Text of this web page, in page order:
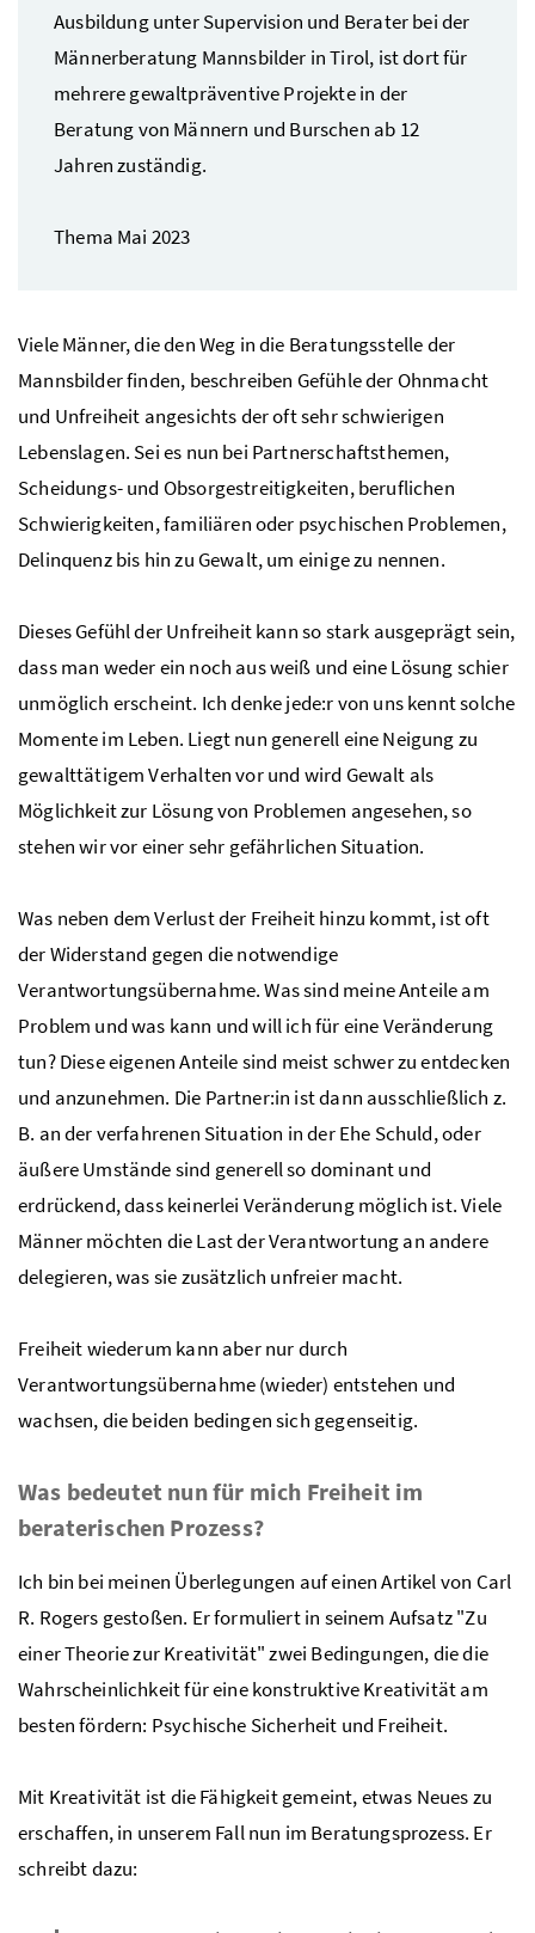
Ausbildung unter Supervision und Berater bei der
Männerberatung Mannsbilder in Tirol, ist dort für
mehrere gewaltpräventive Projekte in der
Beratung von Männern und Burschen ab 12
Jahren zuständig.
Thema Mai 2023
Viele Männer, die den Weg in die Beratungsstelle der
Mannsbilder finden, beschreiben Gefühle der Ohnmacht
und Unfreiheit angesichts der oft sehr schwierigen
Lebenslagen. Sei es nun bei Partnerschaftsthemen,
Scheidungs- und Obsorgestreitigkeiten, beruflichen
Schwierigkeiten, familiären oder psychischen Problemen,
Delinquenz bis hin zu Gewalt, um einige zu nennen.
Dieses Gefühl der Unfreiheit kann so stark ausgeprägt sein,
dass man weder ein noch aus weiß und eine Lösung schier
unmöglich erscheint. Ich denke jede:r von uns kennt solche
Momente im Leben. Liegt nun generell eine Neigung zu
gewalttätigem Verhalten vor und wird Gewalt als
Möglichkeit zur Lösung von Problemen angesehen, so
stehen wir vor einer sehr gefährlichen Situation.
Was neben dem Verlust der Freiheit hinzu kommt, ist oft
der Widerstand gegen die notwendige
Verantwortungsübernahme. Was sind meine Anteile am
Problem und was kann und will ich für eine Veränderung
tun? Diese eigenen Anteile sind meist schwer zu entdecken
und anzunehmen. Die Partner:in ist dann ausschließlich z.
B. an der verfahrenen Situation in der Ehe Schuld, oder
äußere Umstände sind generell so dominant und
erdrückend, dass keinerlei Veränderung möglich ist. Viele
Männer möchten die Last der Verantwortung an andere
delegieren, was sie zusätzlich unfreier macht.
Freiheit wiederum kann aber nur durch
Verantwortungsübernahme (wieder) entstehen und
wachsen, die beiden bedingen sich gegenseitig.
Was bedeutet nun für mich Freiheit im
beraterischen Prozess?
Ich bin bei meinen Überlegungen auf einen Artikel von Carl
R. Rogers gestoßen. Er formuliert in seinem Aufsatz "Zu
einer Theorie zur Kreativität" zwei Bedingungen, die die
Wahrscheinlichkeit für eine konstruktive Kreativität am
besten fördern: Psychische Sicherheit und Freiheit.
Mit Kreativität ist die Fähigkeit gemeint, etwas Neues zu
erschaffen, in unserem Fall nun im Beratungsprozess. Er
schreibt dazu: